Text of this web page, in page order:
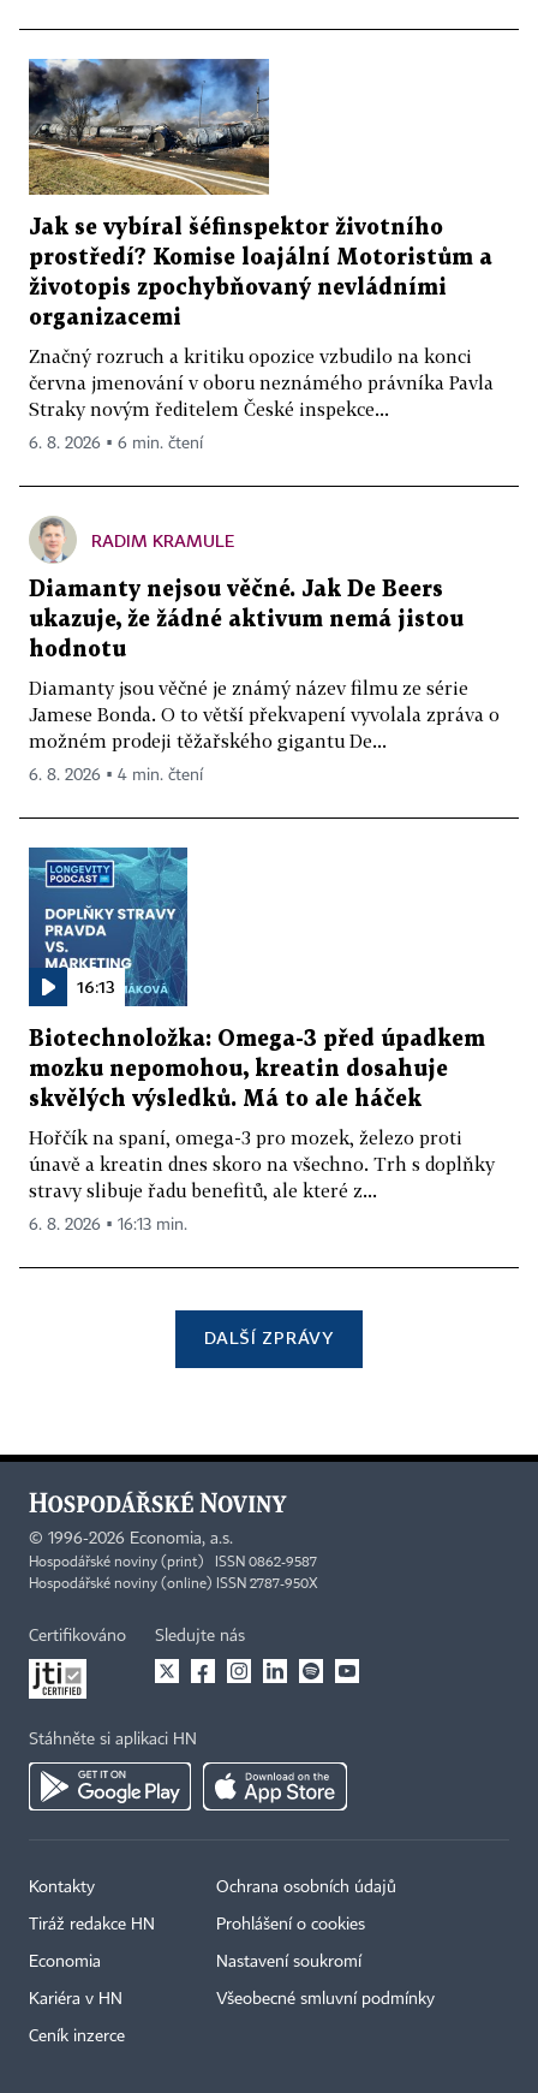
Jak se vybíral šéfinspektor životního
prostředí? Komise loajální Motoristům a
životopis zpochybňovaný nevládními
organizacemi
Značný rozruch a kritiku opozice vzbudilo na konci
června jmenování v oboru neznámého právníka Pavla
Straky novým ředitelem České inspekce...
6. 8. 2026 ▪ 6 min. čtení
RADIM KRAMULE
Diamanty nejsou věčné. Jak De Beers
ukazuje, že žádné aktivum nemá jistou
hodnotu
Diamanty jsou věčné je známý název filmu ze série
Jamese Bonda. O to větší překvapení vyvolala zpráva o
možném prodeji těžařského gigantu De...
6. 8. 2026 ▪ 4 min. čtení
16:13
Biotechnoložka: Omega-3 před úpadkem
mozku nepomohou, kreatin dosahuje
skvělých výsledků. Má to ale háček
Hořčík na spaní, omega-3 pro mozek, železo proti
únavě a kreatin dnes skoro na všechno. Trh s doplňky
stravy slibuje řadu benefitů, ale které z...
6. 8. 2026 ▪ 16:13 min.
DALŠÍ ZPRÁVY
© 1996-2026 Economia, a.s.
Hospodářské noviny (print) ISSN 0862-9587
Hospodářské noviny (online) ISSN 2787-950X
Certifikováno Sledujte nás
Stáhněte si aplikaci HN
Kontakty
Tiráž redakce HN
Economia
Kariéra v HN
Ceník inzerce
Ochrana osobních údajů
Prohlášení o cookies
Nastavení soukromí
Všeobecné smluvní podmínky